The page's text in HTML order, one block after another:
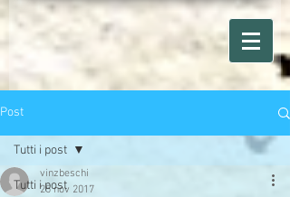
Post
Tutti i post
Tutti i post
vinzbeschi
25 nov 2017